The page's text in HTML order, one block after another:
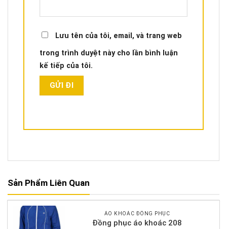
Lưu tên của tôi, email, và trang web
trong trình duyệt này cho lần bình luận
kế tiếp của tôi.
Sản Phẩm Liên Quan
ÁO KHOÁC ĐỒNG PHỤC
Đồng phục áo khoác 208